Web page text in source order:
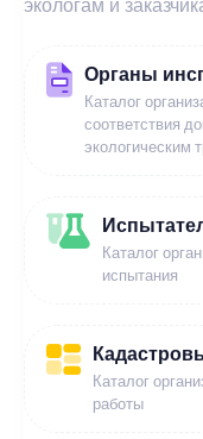
Органы
Каталог
соответствия
экологическим
Каталог
испытания
Каталог
работы